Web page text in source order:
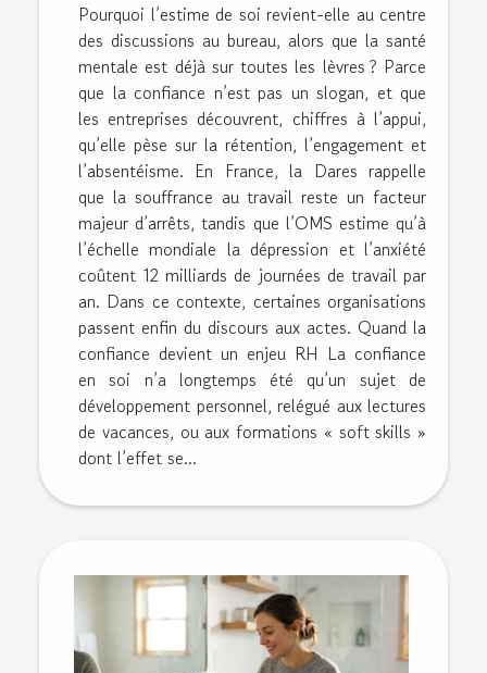
Pourquoi l’estime de soi revient-elle au centre
des discussions au bureau, alors que la santé
mentale est déjà sur toutes les lèvres ? Parce
que la confiance n’est pas un slogan, et que
les entreprises découvrent, chiffres à l’appui,
qu’elle pèse sur la rétention, l’engagement et
l’absentéisme. En France, la Dares rappelle
que la souffrance au travail reste un facteur
majeur d’arrêts, tandis que l’OMS estime qu’à
l’échelle mondiale la dépression et l’anxiété
coûtent 12 milliards de journées de travail par
an. Dans ce contexte, certaines organisations
passent enfin du discours aux actes. Quand la
confiance devient un enjeu RH La confiance
en soi n’a longtemps été qu’un sujet de
développement personnel, relégué aux lectures
de vacances, ou aux formations « soft skills »
dont l’effet se...